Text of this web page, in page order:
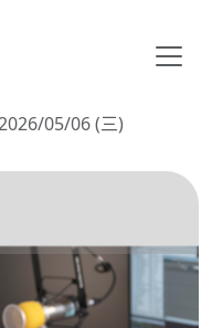
05/06 (三)